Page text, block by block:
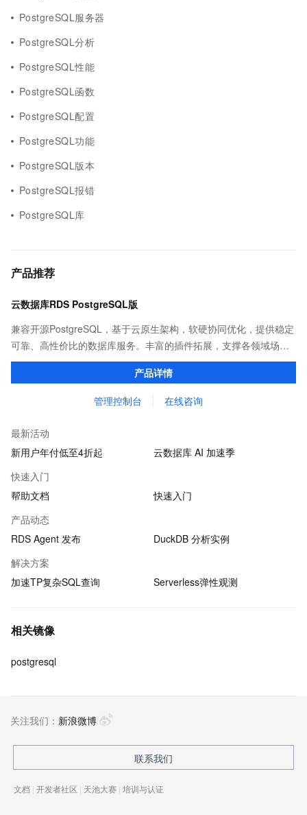
PostgreSQL服务器
PostgreSQL分析
PostgreSQL性能
PostgreSQL函数
PostgreSQL配置
PostgreSQL功能
PostgreSQL版本
PostgreSQL报错
PostgreSQL库
产品推荐
云数据库RDS PostgreSQL版
兼容开源PostgreSQL，基于云原生架构，软硬协同优化，提供稳定
可靠、高性价比的数据库服务。丰富的插件拓展，支撑各领域场景
化业务。
产品详情
管理控制台 在线咨询
最新活动
新用户年付低至4折起
云数据库 AI 加速季
快速入门
帮助文档
快速入门
产品动态
RDS Agent 发布
DuckDB 分析实例
解决方案
加速TP复杂SQL查询
Serverless弹性观测
相关镜像
postgresql
关注我们： 新浪微博
联系我们
文档 | 开发者社区 | 天池大赛 | 培训与认证